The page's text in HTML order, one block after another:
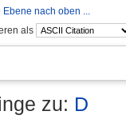
Ebene nach oben ...
als
zu: D